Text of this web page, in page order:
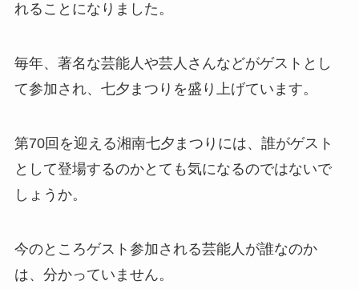
れることになりました。
毎年、著名な芸能人や芸人さんなどがゲストとし
て参加され、七夕まつりを盛り上げています。
第70回を迎える湘南七夕まつりには、誰がゲスト
として登場するのかとても気になるのではないで
しょうか。
今のところゲスト参加される芸能人が誰なのか
は、分かっていません。